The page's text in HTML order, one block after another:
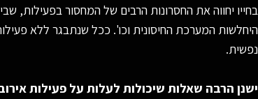
בחייו יחווה את החסרונות הרבים של המחסור בפעילות,
היחלשות המערכת החיסונית וכו'. ככל שנתבגר ללא
נפשית.
ישנן הרבה שאלות שיכולות לעלות על פעילות